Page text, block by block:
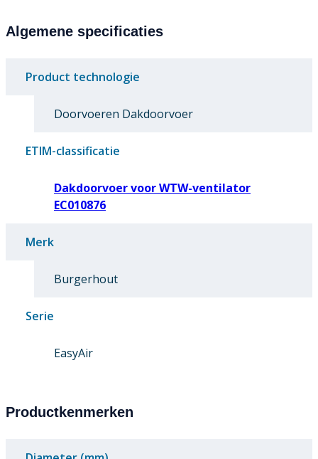
Algemene specificaties
Product technologie
Doorvoeren Dakdoorvoer
ETIM-classificatie
Dakdoorvoer voor WTW-ventilator
EC010876
Merk
Burgerhout
Serie
EasyAir
Productkenmerken